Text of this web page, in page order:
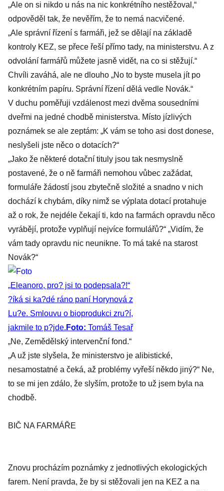
„Ale on si nikdo u nás na nic konkrétního nestěžoval,“
odpověděl tak, že nevěřím, že to nemá nacvičené.
„Ale správní řízení s farmáři, jež se dělají na základě
kontroly KEZ, se přece řeší přímo tady, na ministerstvu. A z
odvolání farmářů můžete jasně vidět, na co si stěžují.“
Chvíli zaváhá, ale ne dlouho „No to byste musela jít po
konkrétním papíru. Správní řízení dělá vedle Novák.“
V duchu poměřuji vzdálenost mezi dvěma sousedními
dveřmi na jedné chodbě ministerstva. Místo jízlivých
poznámek se ale zeptám: „K vám se toho asi dost donese,
neslyšeli jste něco o dotacích?“
„Jako že některé dotační tituly jsou tak nesmyslně
postavené, že o ně farmáři nemohou vůbec zažádat,
formuláře žádostí jsou zbytečně složité a snadno v nich
dochází k chybám, díky nimž se výplata dotací protahuje
až o rok, že nejdéle čekají ti, kdo na farmách opravdu něco
vyrábějí, protože vyplňují nejvíce formulářů?“ „Vidím, že
vám tady opravdu nic neunikne. To má také na starost
Novák?“
„Eleanoro, pro? jsi to podepsala?!“
?íká si ka?dé ráno paní Horynová z
Lu?e. Smlouvu o bioprodukci zru?í,
jakmile to p?jde. Foto: Tomáš Tesař
„Ne, Zemědělský intervenční fond.“
„A už jste slyšela, že ministerstvo je alibistické,
nesamostatné a čeká, až problémy vyřeší někdo jiný?“ Ne,
to se mi jen zdálo, že slyším, protože to už jsem byla na
chodbě.
BIČ NA FARMÁŘE
Znovu procházím poznámky z jednotlivých ekologických
farem. Není pravda, že by si stěžovali jen na KEZ a na